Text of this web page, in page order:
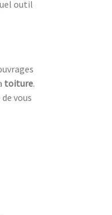
outil
toiture.
vous